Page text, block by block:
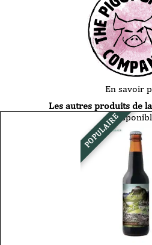
En savoir
Les autres produits de
POPULAIRE